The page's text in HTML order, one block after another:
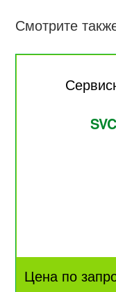
Смотрите
Цена по